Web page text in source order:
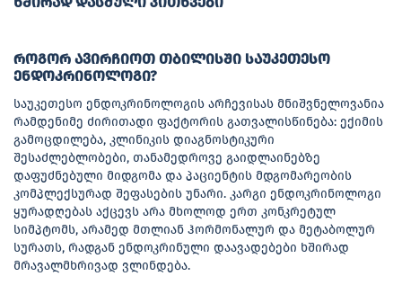
ᲠᲝᲒᲝᲠ ᲐᲕᲘᲠᲩᲘᲝᲗ ᲗᲑᲘᲚᲘᲡᲨᲘ ᲡᲐᲣᲙᲔᲗᲔᲡᲝ
ᲔᲜᲓᲝᲙᲠᲘᲜᲝᲚᲝᲒᲘ?
საუკეთესო ენდოკრინოლოგის არჩევისას მნიშვნელოვანია
რამდენიმე ძირითადი ფაქტორის გათვალისწინება: ექიმის
გამოცდილება, კლინიკის დიაგნოსტიკური
შესაძლებლობები, თანამედროვე გაიდლაინებზე
დაფუძნებული მიდგომა და პაციენტის მდგომარეობის
კომპლექსურად შეფასების უნარი. კარგი ენდოკრინოლოგი
ყურადღებას აქცევს არა მხოლოდ ერთ კონკრეტულ
სიმპტომს, არამედ მთლიან ჰორმონალურ და მეტაბოლურ
სურათს, რადგან ენდოკრინული დაავადებები ხშირად
მრავალმხრივად ვლინდება.